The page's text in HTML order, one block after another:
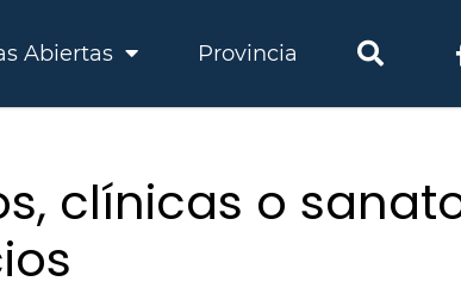
Abiertas Provincia
clínicas o